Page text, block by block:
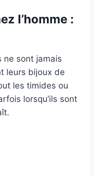
l’homme :
ne sont jamais
leurs bijoux de
les timides ou
lorsqu’ils sont